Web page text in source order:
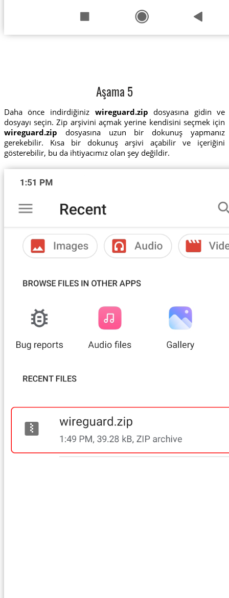
Aşama 5
Daha önce indirdiğiniz wireguard.zip dosyasına gidin ve
dosyayı seçin. Zip arşivini açmak yerine kendisini seçmek için
wireguard.zip dosyasına uzun bir dokunuş yapmanız
gerekebilir. Kısa bir dokunuş arşivi açabilir ve içeriğini
gösterebilir, bu da ihtiyacımız olan şey değildir.